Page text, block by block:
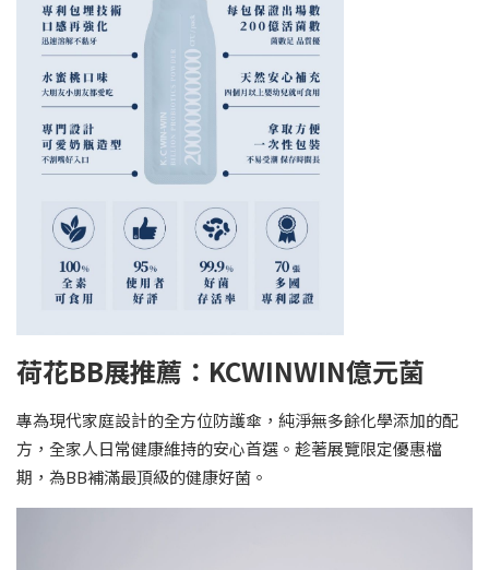
荷花BB展推薦：KCWINWIN億元菌
專為現代家庭設計的全方位防護傘，純淨無多餘化學添加的配
方，全家人日常健康維持的安心首選。趁著展覽限定優惠檔
期，為BB補滿最頂級的健康好菌。